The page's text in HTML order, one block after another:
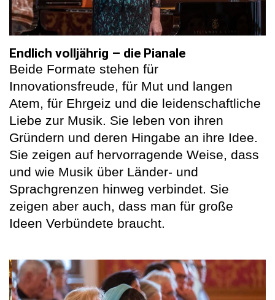
Endlich volljährig – die Pianale
Beide Formate stehen für
Innovationsfreude, für Mut und langen
Atem, für Ehrgeiz und die leidenschaftliche
Liebe zur Musik. Sie leben von ihren
Gründern und deren Hingabe an ihre Idee.
Sie zeigen auf hervorragende Weise, dass
und wie Musik über Länder- und
Sprachgrenzen hinweg verbindet. Sie
zeigen aber auch, dass man für große
Ideen Verbündete braucht.